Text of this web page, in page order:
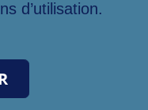
d’utilisation.